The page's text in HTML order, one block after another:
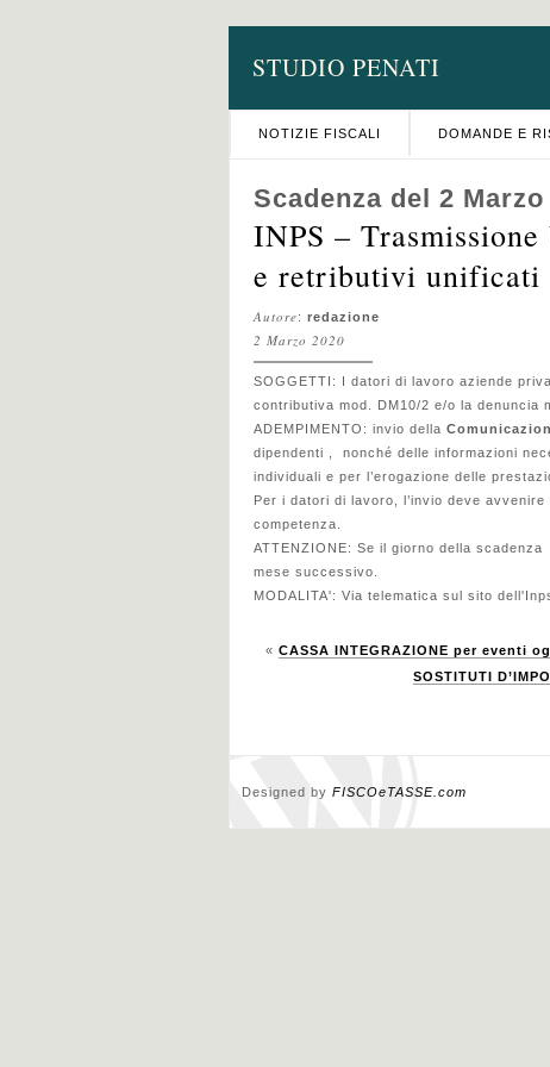
STUDIO PENATI
NOTIZIE FISCALI DOMANDE E
Scadenza del 2 Marzo
INPS –
e retributivi unificati
Autore: redazione
2 Marzo 2020
SOGGETTI: I datori di lavoro aziende
contributiva mod. DM10/2 e/o la denuncia
ADEMPIMENTO: invio della
dipendenti , nonché delle informazioni
individuali e per l’erogazione delle
Per i datori di lavoro, l’invio deve
competenza.
ATTENZIONE: Se il giorno della
mese successivo.
MODALITA': Via telematica sul sito
« CASSA INTEGRAZIONE per eventi
SOSTITUTI
Designed by FISCOeTASSE.com